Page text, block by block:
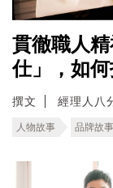
貫徹職人
仕」，如
撰文 經理人八
人物故事 品牌故事